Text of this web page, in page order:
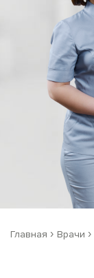
Главная › Врачи ›